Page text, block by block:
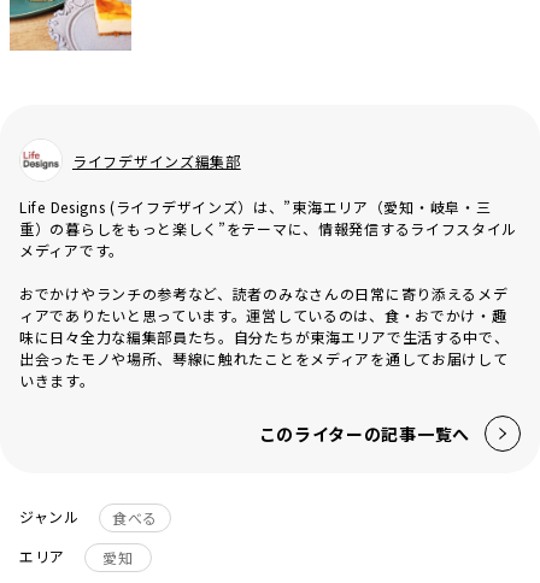
ライフデザインズ編集部
Life Designs (ライフデザインズ）は、”東海エリア（愛知・岐阜・三
重）の暮らしをもっと楽しく”をテーマに、情報発信するライフスタイル
メディアです。
おでかけやランチの参考など、読者のみなさんの日常に寄り添えるメデ
ィアでありたいと思っています。運営しているのは、食・おでかけ・趣
味に日々全力な編集部員たち。自分たちが東海エリアで生活する中で、
出会ったモノや場所、琴線に触れたことをメディアを通してお届けして
いきます。
このライターの記事一覧へ
ジャンル
食べる
エリア
愛知